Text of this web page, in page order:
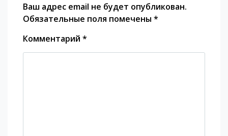
Ваш адрес email не будет опубликован.
Обязательные поля помечены *
Комментарий *